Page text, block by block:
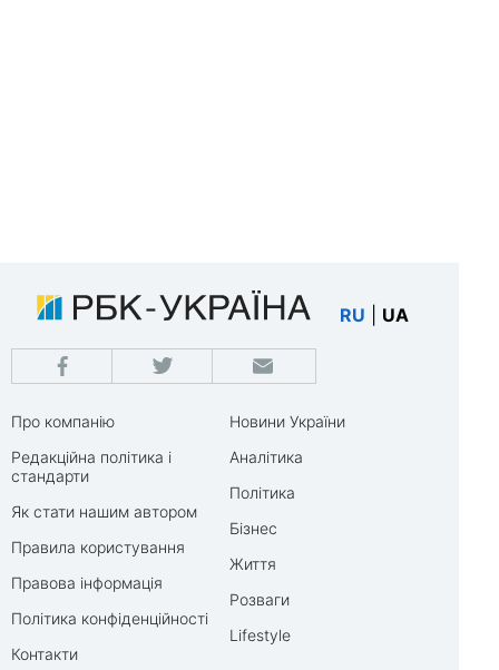
RU UA
Про компанію
Редакційна політика і
стандарти
Як стати нашим автором
Правила користування
Правова інформація
Політика конфіденційності
Контакти
Новини України
Аналітика
Політика
Бізнес
Життя
Розваги
Lifestyle